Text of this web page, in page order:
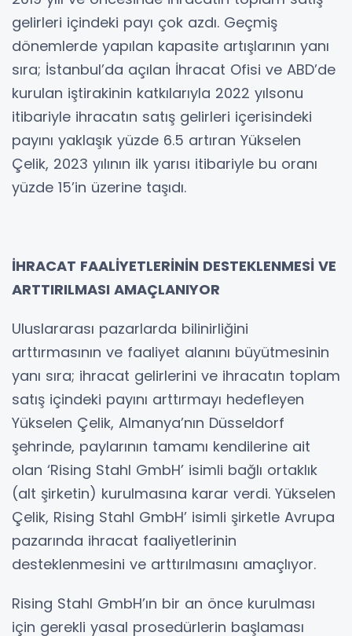
gelirleri içindeki payı çok azdı. Geçmiş
dönemlerde yapılan kapasite artışlarının yanı
sıra; İstanbul’da açılan İhracat Ofisi ve ABD’de
kurulan iştirakinin katkılarıyla 2022 yılsonu
itibariyle ihracatın satış gelirleri içerisindeki
payını yaklaşık yüzde 6.5 artıran Yükselen
Çelik, 2023 yılının ilk yarısı itibariyle bu oranı
yüzde 15’in üzerine taşıdı.
İHRACAT FAALİYETLERİNİN DESTEKLENMESİ VE
ARTTIRILMASI AMAÇLANIYOR
Uluslararası pazarlarda bilinirliğini
arttırmasının ve faaliyet alanını büyütmesinin
yanı sıra; ihracat gelirlerini ve ihracatın toplam
satış içindeki payını arttırmayı hedefleyen
Yükselen Çelik, Almanya’nın Düsseldorf
şehrinde, paylarının tamamı kendilerine ait
olan ‘Rising Stahl GmbH’ isimli bağlı ortaklık
(alt şirketin) kurulmasına karar verdi. Yükselen
Çelik, Rising Stahl GmbH’ isimli şirketle Avrupa
pazarında ihracat faaliyetlerinin
desteklenmesini ve arttırılmasını amaçlıyor.
Rising Stahl GmbH’ın bir an önce kurulması
için gerekli yasal prosedürlerin başlaması